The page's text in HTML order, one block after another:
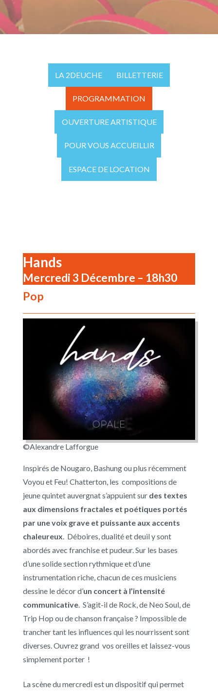
LA 2DEUCHE BILLETTERIE
PROGRAMMATION
OUVERTURE ARTISTIQUE
POUR VOUS ACCUEILLIR
ESPACE DE LOCATION
Hands
Mercredi 3 Décembre – 18h30
Pop
©Alexandre Lafforgue
Inspirés de Nougaro, Bashung ou plus récemment
Voyou et Feu! Chatterton, les compositions de
jeune quintet auvergnat s’appuient sur des textes
aux dimensions fractales et poétiques portés
par une voix grave et puissante aux accents
chaleureux. Déboires, dualité et deuil y sont
abordés avec franchise et pudeur. Sur les bases
d’une solide section rythmique et d’une
instrumentation riche, chacun de ces musiciens
dessine le décor d’un concert à l’intensité
communicative. S’agit-il de Rock, de Neo Soul, de
Trip Hop ou de chanson française ? Impossible de
trancher tant les influences qui les nourrissent sont
diverses. Ouvrez grand vos oreilles et laissez-vous
simplement porter !
La scène du mercredi est un dispositif qui permet